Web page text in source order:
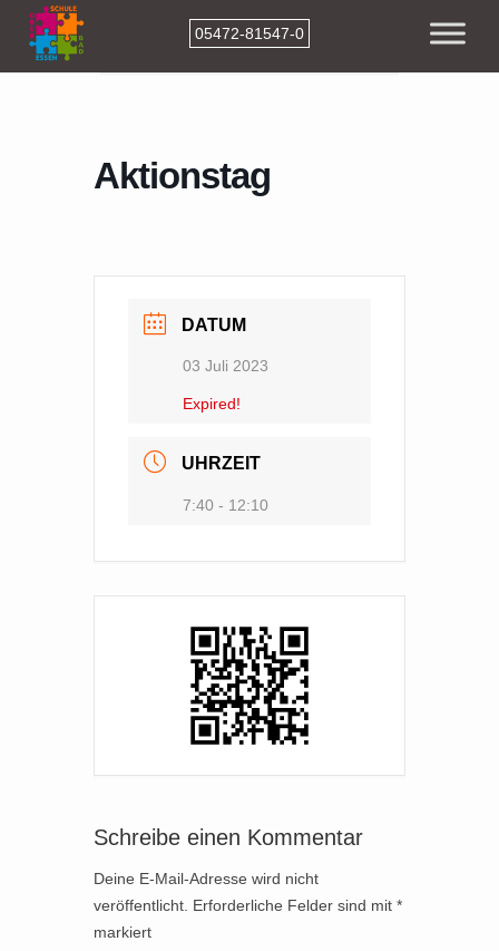
05472-81547-0
Events Aktionstag
Aktionstag
DATUM
03 Juli 2023
Expired!
UHRZEIT
7:40 - 12:10
Schreibe einen Kommentar
Deine E-Mail-Adresse wird nicht
veröffentlicht. Erforderliche Felder sind mit *
markiert